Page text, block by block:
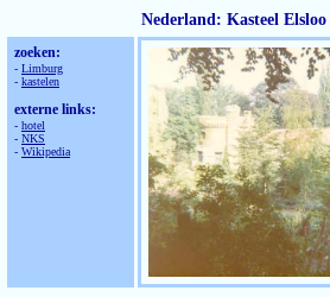
Nederland: Kasteel Elsloo
zoeken:
- Limburg
- kastelen
externe links:
- hotel
- NKS
- Wikipedia